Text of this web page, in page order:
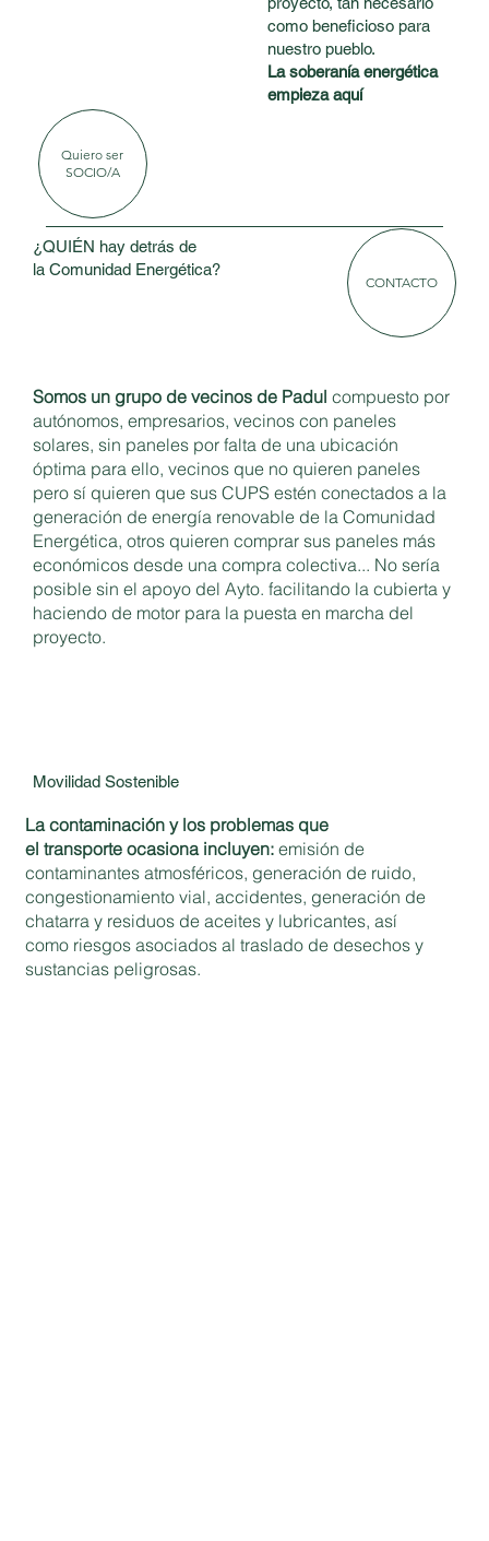
Quiero ser
SOCIO/A
como beneficioso para
nuestro pueblo.
La soberanía energética
empieza aquí
CONTACTO
Somos un grupo de vecinos de Padul compuesto por
autónomos, empresarios, vecinos con paneles
solares, sin paneles por falta de una ubicación
óptima para ello, vecinos que no quieren paneles
pero sí quieren que sus CUPS estén conectados a la
generación de energía renovable de la Comunidad
Energética, otros quieren comprar sus paneles más
económicos desde una compra colectiva... No sería
posible sin el apoyo del Ayto. facilitando la cubierta y
haciendo de motor para la puesta en marcha del
proyecto.
¿QUIÉN hay detrás de
la Comunidad Energética?
Movilidad Sostenible
La contaminación y los problemas que
el transporte ocasiona incluyen:emisión de
contaminantes atmosféricos, generación de ruido,
congestionamiento vial, accidentes, generación de
chatarra y residuos de aceites y lubricantes, así
como riesgos asociados al traslado de desechos y
sustancias peligrosas.